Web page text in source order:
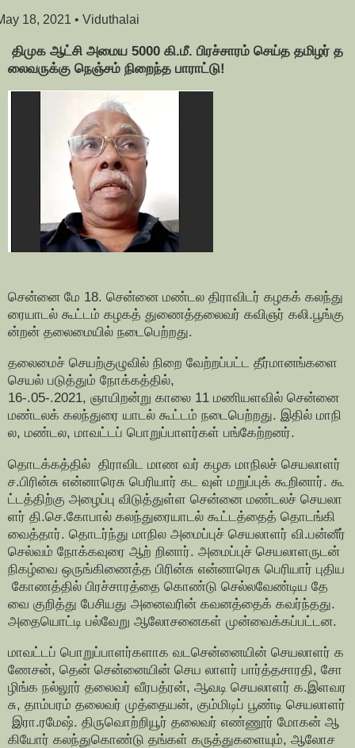
18, 2021• Viduthalai
திமுக ஆட்சி அமைய 5000 கி.மீ. பிரச்சாரம் செய்த தமிழர் த
லைவருக்கு நெஞ்சம் நிறைந்த பாராட்டு!
சென்னை மே 18. சென்னை மண்டல திராவிடர் கழகக் கலந்து
ரையாடல் கூட்டம் கழகத் துணைத்தலைவர் கவிஞர் கலி.பூங்கு
ன்றன் தலைமையில் நடைபெற்றது.
தலைமைச் செயற்குழுவில் நிறை வேற்றப்பட்ட தீர்மானங்களை
செயல் படுத்தும் நோக்கத்தில்,
16-.05-.2021, ஞாயிறன்று காலை 11 மணியளவில் சென்னை
மண்டலக் கலந்துரை யாடல் கூட்டம் நடைபெற்றது. இதில் மாநி
ல, மண்டல, மாவட்டப் பொறுப்பாளர்கள் பங்கேற்றனர்.
தொடக்கத்தில் திராவிட மாண வர் கழக மாநிலச் செயலாளர்
ச.பிரின்சு என்னாரெசு பெரியார் கட வுள் மறுப்புக் கூறினார். கூ
ட்டத்திற்கு அழைப்பு விடுத்துள்ள சென்னை மண்டலச் செயலா
ளர் தி.செ.கோபால் கலந்துரையாடல் கூட்டத்தைத் தொடங்கி
வைத்தார். தொடர்ந்து மாநில அமைப்புச் செயலாளர் வி.பன்னீர்
செல்வம் நோக்கவுரை ஆற் றினார். அமைப்புச் செயலாளருடன்
நிகழ்வை ஒருங்கிணைத்த பிரின்சு என்னாரெசு பெரியார் புதிய
கோணத்தில் பிரச்சாரத்தை கொண்டு செல்லவேண்டிய தே
வை குறித்து பேசியது அனைவரின் கவனத்தைக் கவர்ந்தது.
அதையொட்டி பல்வேறு ஆலோசனைகள் முன்வைக்கப்பட்டன.
மாவட்டப் பொறுப்பாளர்களாக வடசென்னையின் செயலாளர் க
ணேசன், தென் சென்னையின் செய லாளர் பார்த்தசாரதி, சோ
ழிங்க நல்லூர் தலைவர் வீரபத்ரன், ஆவடி செயலாளர் க.இளவர
சு, தாம்பரம் தலைவர் முத்தையன், கும்மிடிப் பூண்டி செயலாளர்
இரா.ரமேஷ். திருவொற்றியூர் தலைவர் எண்ணூர் மோகன் ஆ
கியோர் கலந்துகொண்டு தங்கள் கருத்துகளையும், ஆலோச